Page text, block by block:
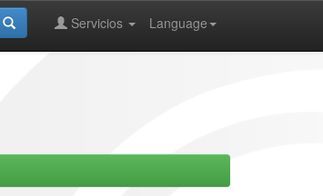
Language
Servicios